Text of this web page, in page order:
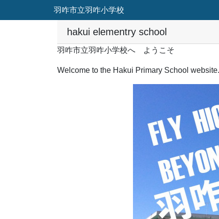
羽咋市立羽咋小学校
hakui elementry school
羽咋市立羽咋小学校へ ようこそ
Welcome to the Hakui Primary School website.